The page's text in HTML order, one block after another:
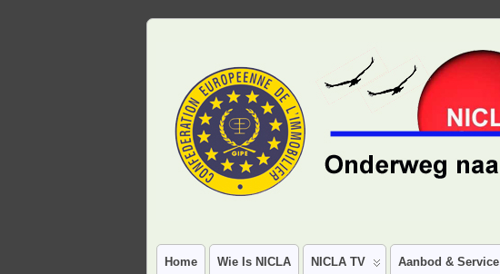
Home Wie Is NICLA NICLA TV Aanbod & Service